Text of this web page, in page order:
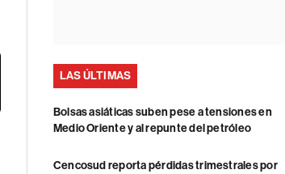
LAS ÚLTIMAS
Bolsas asiáticas suben pese a tensiones en
Medio Oriente y al repunte del petróleo
Cencosud reporta pérdidas trimestrales por